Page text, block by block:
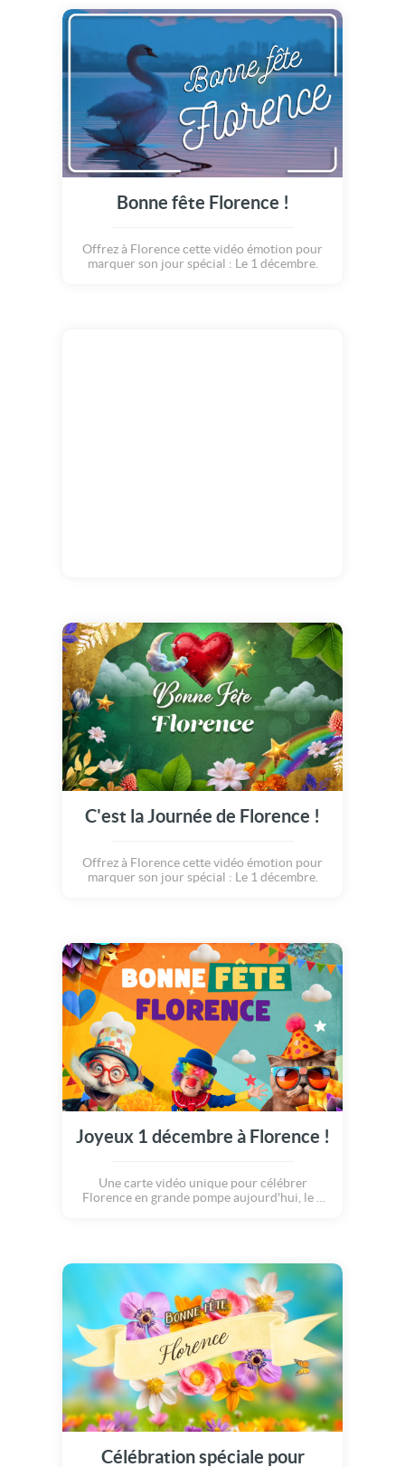
Bonne fête Florence !
Offrez à Florence cette vidéo émotion pour
marquer son jour spécial : Le 1 décembre.
C'est la Journée de Florence !
Offrez à Florence cette vidéo émotion pour
marquer son jour spécial : Le 1 décembre.
Joyeux 1 décembre à Florence !
Une carte vidéo unique pour célébrer
Florence en grande pompe aujourd'hui, le 1
Célébration spéciale pour